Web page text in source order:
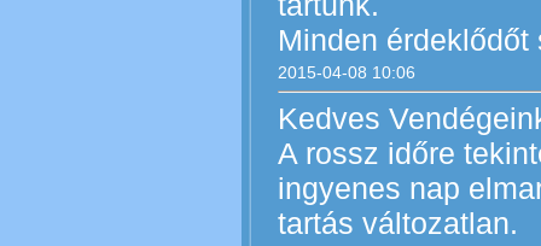
2015-04-08 10:06
Minden
Kedves
A rossz időre
ingyenes nap
tartás változatlan.